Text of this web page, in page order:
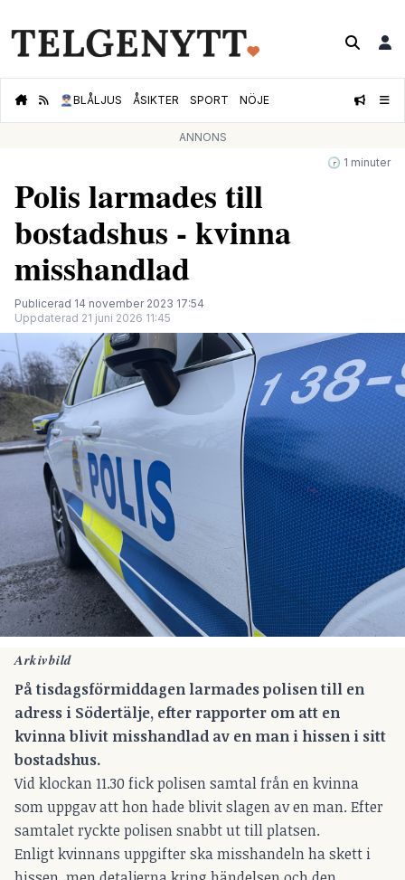
👮🏻‍♂️BLÅLJUS ÅSIKTER SPORT NÖJE
ANNONS
🕝 1 minuter
Polis larmades till
bostadshus - kvinna
misshandlad
Publicerad 14 november 2023 17:54
Uppdaterad 21 juni 2026 11:45
Arkivbild
På tisdagsförmiddagen larmades polisen till en
adress i Södertälje, efter rapporter om att en
kvinna blivit misshandlad av en man i hissen i sitt
bostadshus.
Vid klockan 11.30 fick polisen samtal från en kvinna
som uppgav att hon hade blivit slagen av en man. Efter
samtalet ryckte polisen snabbt ut till platsen.
Enligt kvinnans uppgifter ska misshandeln ha skett i